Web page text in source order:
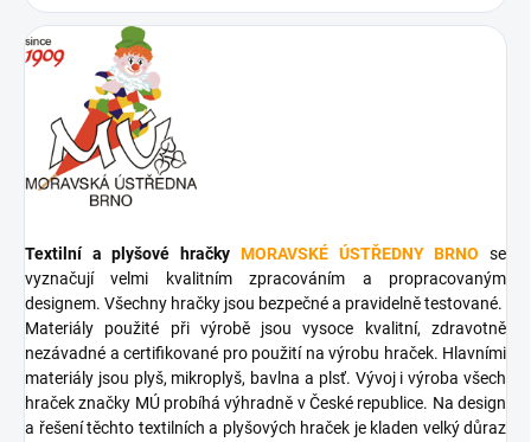
Textilní a plyšové hračky MORAVSKÉ ÚSTŘEDNY BRNO se
vyznačují velmi kvalitním zpracováním a propracovaným
designem. Všechny hračky jsou bezpečné a pravidelně testované.
Materiály použité při výrobě jsou vysoce kvalitní, zdravotně
nezávadné a certifikované pro použití na výrobu hraček. Hlavními
materiály jsou plyš, mikroplyš, bavlna a plsť. Vývoj i výroba všech
hraček značky MÚ probíhá výhradně v České republice. Na design
a řešení těchto textilních a plyšových hraček je kladen velký důraz